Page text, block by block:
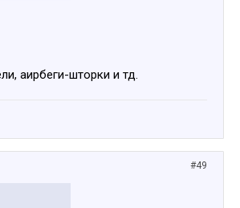
аирбеги-шторки и тд.
#49